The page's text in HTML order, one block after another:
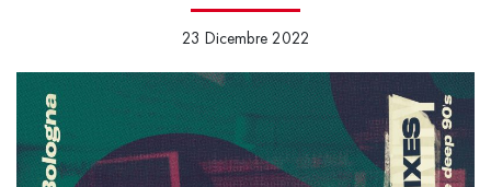
23 Dicembre 2022